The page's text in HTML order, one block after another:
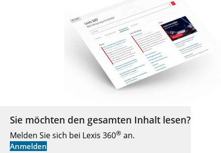
Sie möchten den gesamten Inhalt lesen?
Melden Sie sich bei Lexis 360® an.
Anmelden